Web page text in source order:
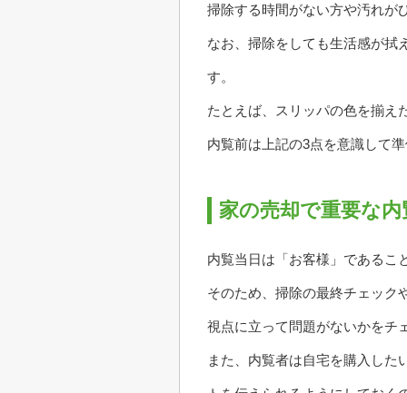
掃除する時間がない方や汚れが
なお、掃除をしても生活感が拭
す。
たとえば、スリッパの色を揃え
内覧前は上記の3点を意識して
家の売却で重要な
内覧当日は「お客様」であるこ
そのため、掃除の最終チェック
視点に立って問題がないかをチ
また、内覧者は自宅を購入した